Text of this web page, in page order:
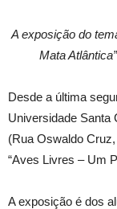
A exposição do
Mata
Desde a última
Universidade Santa
(Rua Oswaldo
“Aves Livres – Um
A exposição é dos